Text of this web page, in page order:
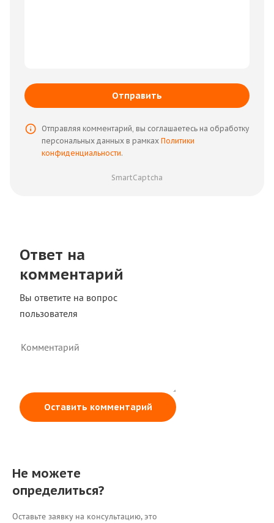
Отправляя комментарий, вы соглашаетесь на обработку
персональных данных в рамках Политики
конфиденциальности.
Отправить
SmartCaptcha
Ответ на
комментарий
Вы ответите на вопрос
пользователя
Оставить комментарий
Не можете
определиться?
Оставьте заявку на консультацию, это